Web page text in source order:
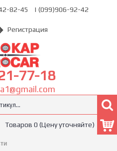
82-45 | (099)906-92-42
Регистрация
77-18
Товаров 0 (Цену уточняйте)